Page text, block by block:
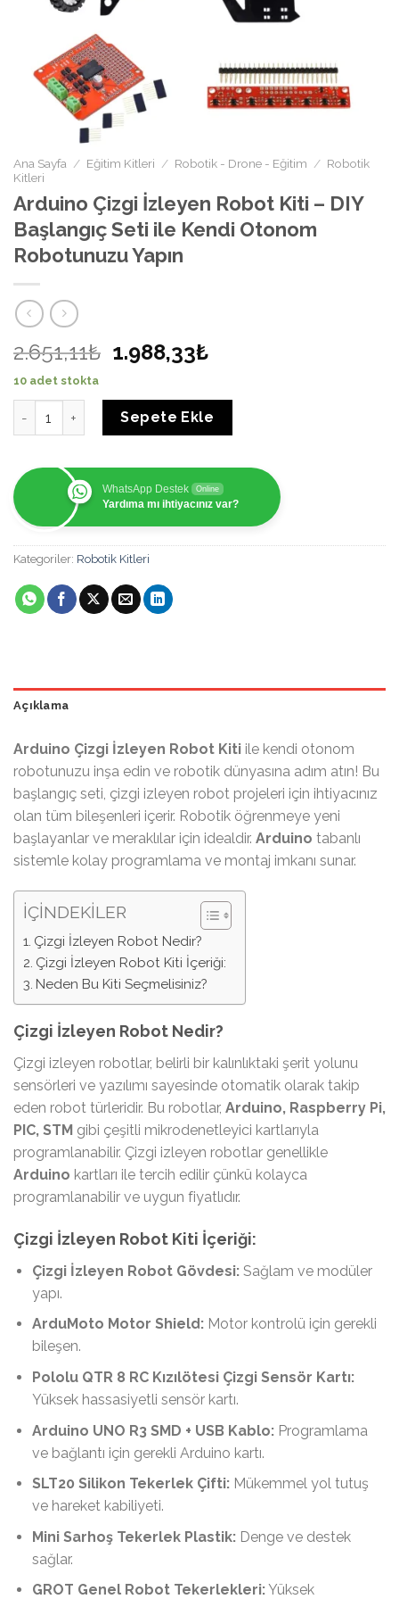
Ana Sayfa / Eğitim Kitleri / Robotik - Drone - Eğitim / Robotik
Kitleri
Arduino Çizgi İzleyen Robot Kiti – DIY
Başlangıç Seti ile Kendi Otonom
Robotunuzu Yapın
2.651,11₺ 1.988,33₺
10 adet stokta
Arduino Çizgi İzleyen Robot Kiti - DIY Başlangıç Seti ile
Sepete Ekle
WhatsApp Destek Online
Yardıma mı ihtiyacınız var?
Kategoriler: Robotik Kitleri
Açıklama
Arduino Çizgi İzleyen Robot Kiti ile kendi otonom
robotunuzu inşa edin ve robotik dünyasına adım atın! Bu
başlangıç seti, çizgi izleyen robot projeleri için ihtiyacınız
olan tüm bileşenleri içerir. Robotik öğrenmeye yeni
başlayanlar ve meraklılar için idealdir. Arduino tabanlı
sistemle kolay programlama ve montaj imkanı sunar.
İÇİNDEKİLER
Çizgi İzleyen Robot Nedir?
Çizgi İzleyen Robot Kiti İçeriği:
Neden Bu Kiti Seçmelisiniz?
Çizgi İzleyen Robot Nedir?
Çizgi izleyen robotlar, belirli bir kalınlıktaki şerit yolunu
sensörleri ve yazılımı sayesinde otomatik olarak takip
eden robot türleridir. Bu robotlar, Arduino, Raspberry Pi,
PIC, STM gibi çeşitli mikrodenetleyici kartlarıyla
programlanabilir. Çizgi izleyen robotlar genellikle
Arduino kartları ile tercih edilir çünkü kolayca
programlanabilir ve uygun fiyatlıdır.
Çizgi İzleyen Robot Kiti İçeriği:
Çizgi İzleyen Robot Gövdesi:Sağlam ve modüler
yapı.
ArduMoto Motor Shield:Motor kontrolü için gerekli
bileşen.
Pololu QTR 8 RC Kızılötesi Çizgi Sensör Kartı:
Yüksek hassasiyetli sensör kartı.
Arduino UNO R3 SMD + USB Kablo:Programlama
ve bağlantı için gerekli Arduino kartı.
SLT20 Silikon Tekerlek Çifti:Mükemmel yol tutuş
ve hareket kabiliyeti.
Mini Sarhoş Tekerlek Plastik:Denge ve destek
sağlar.
GROT Genel Robot Tekerlekleri:Yüksek